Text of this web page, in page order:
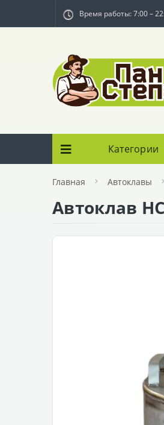
Время работы: 7:00 –
Категории
Главная Автоклавы
Автоклав